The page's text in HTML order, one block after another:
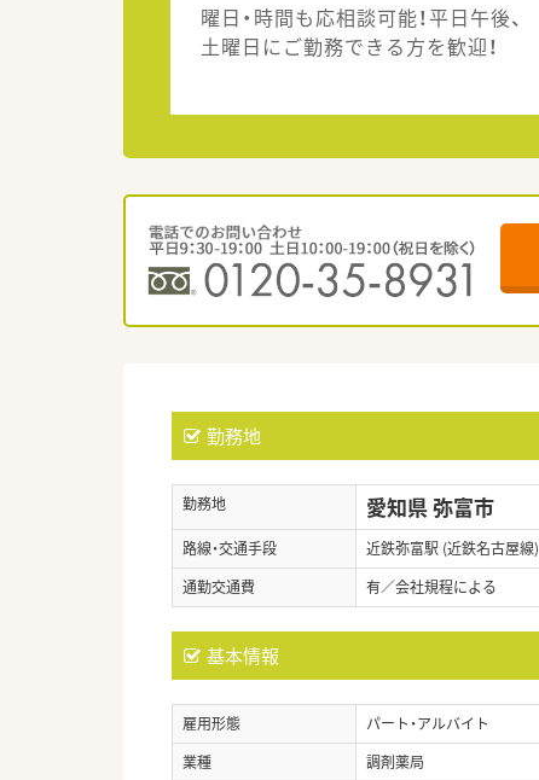
曜日・時間も応相談可能！平日午後、
土曜日にご勤務できる方を歓迎！
勤務地
勤務地 愛知県 弥富市
路線・交通手段
近鉄弥富駅 (近鉄名古屋線)
通勤交通費
有／会社規程による
基本情報
雇用形態
パート・アルバイト
業種
調剤薬局